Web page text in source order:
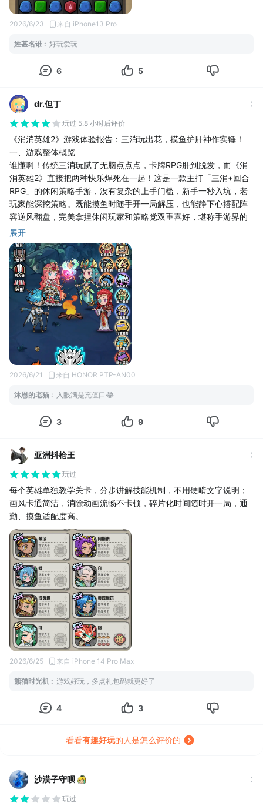
2026/6/23 来自 iPhone13 Pro
姓甚名谁 : 好玩爱玩
6 5
dr.但丁
玩过 5.8 小时后评价
《消消英雄2》游戏体验报告：三消玩出花，摸鱼护肝神作实锤！
一、游戏整体概览
谁懂啊！传统三消玩腻了无脑点点点，卡牌RPG肝到脱发，而《消
消英雄2》直接把两种快乐焊死在一起！这是一款主打「三消+回合
RPG」的休闲策略手游，没有复杂的上手门槛，新手一秒入坑，老
玩家能深挖策略。既能摸鱼时随手开一局解压，也能静下心搭配阵
容逆风翻盘，完美拿捏休闲玩家和策略党双重喜好，堪称手游界的
“百搭神器”。
二、核心玩法：告别无脑消除，每一步都是战术
不同于普通消消乐只拼手速和眼力，《消消英雄2》的核心玩法直接
颠覆传统，好玩度翻倍！游戏把消除操作和英雄战斗深度绑定，你
的每一次滑动消除，都是战局的关键指令，再也不是无效点点点。
基础玩法保留经典三消逻辑，同时新增田字消除、四消特效等创新
机制，可玩性直接拉满。普通三消可以积攒英雄能量，为普攻蓄
力；四消、田字消除能生成专属技能宝石，触发对应英雄的专属技
能，特效炫酷又解压。能量攒满后还能手动释放英雄大招，满屏炸
裂特效，战斗爽感直接拉满。
最绝的是它的策略细节，游戏内置风水地火四大元素克制、五大阵
营、三大职业体系，没有固定必胜公式！哪怕战力比敌人低，只要
就能实现跨战力逆风翻盘，每一局都充满惊喜，彻底告别数值碾压
三、特色功能：花样玩法不重样，护肝又良心
这款游戏最贴心的一点就是玩法分层，随心选择，碎片时间和休闲
久坐都能适配，杜绝无聊挂机。
1. 短途摸鱼党专属：主线闯关关卡节奏轻快，单局耗时短，通勤、
摸鱼、排队时随手玩5分钟，轻松解压无压力。关卡内置花藤、茶
杯、矿石等随机趣味障碍，棋盘动态随机生成地形，每一关体验都
不一样，不会玩腻。
2. 深度玩家专属：国王宝藏、魔王试炼副本可以刷取海量资源，助
力英雄养成；独创迷雾之海Roguelike模式，随机词条、随机buff、
随机关卡，每一次闯关都是全新体验，随机性拉满，耐玩度直接飙
升。
3. 技术党专属：技巧挑战赛采用绝对公平阵容机制，不拼氪金数
值，只拼消除手法和战术思路，平民玩家也能吊打大佬，纯靠实力
上分，成就感直接拉满。
（二）零废卡养成，平民玩家狂喜
很多卡牌手游通病就是“低级卡全是垃圾，氪金抽卡才是王道”，但
《消消英雄2》直接反向内卷，全员有用，拒绝废卡内卷！
游戏所有英雄无鸡肋设定，不管是稀有SSR还是普通SR、基础白
起主力大旗，不存在抽到普通卡牌直接仓管的情况。
金币，大幅减少资源浪费和重复刷本的枯燥操作，资源利用率拉
轻松集齐强势阵容，不用肝、不用氪，养成体验拉满。
（三）流畅对局体验，全程丝滑无负担
丝滑流畅，大招释放、特效触发一气呵成。没有花里胡哨的冗余弹
窗，没有强制氪金广告，界面干净清爽，专注游戏本身的乐趣。
同时棋盘战场动态可变，每局随机刷新奖励区域和特殊障碍，考验
展开
2026/6/21 来自 HONOR PTP-AN00
沐恩的老猫 : 入眼满是充值口😂
3 9
亚洲抖枪王
玩过
每个英雄单独教学关卡，分步讲解技能机制，不用硬啃文字说明；
画风卡通简洁，消除动画流畅不卡顿，碎片化时间随时开一局，通
勤、摸鱼适配度高。
2026/6/25 来自 iPhone 14 Pro Max
熊猫时光机 : 游戏好玩，多点礼包码就更好了
4 3
看看有趣好玩的人是怎么评价的
沙漠子守呗
玩过